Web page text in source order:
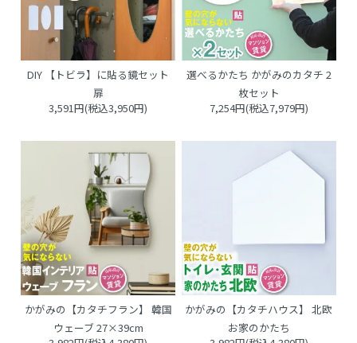
DIY 【トビラ】に貼る鏡セット
扉
3,591円(税込3,950円)
選べるかたち かがみのカタチ 2
枚セット
7,254円(税込7,979円)
かがみの【カタチフラン】 韓国
ウェーブ 27×39cm
かがみの【カタチハウス】 北欧
お家のかたち